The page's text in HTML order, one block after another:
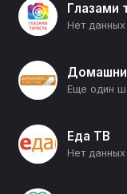
Глазами
Нет данных
Еще один
Еда ТВ
Нет данных